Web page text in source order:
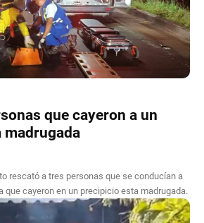
que cayeron a un
rescató a tres personas que se conducían a
que cayeron en un precipicio esta madrugada.